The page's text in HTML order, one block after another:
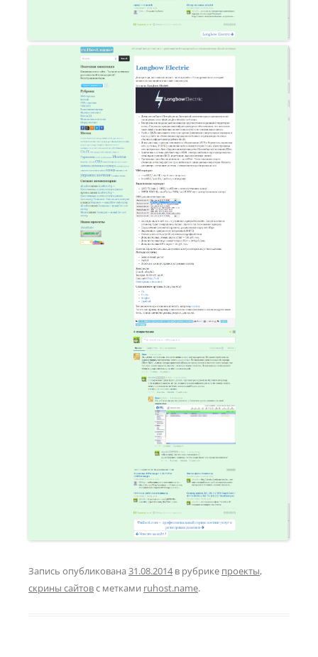
Запись опубликована 31.08.2014в рубрике проекты,
скрины сайтовс метками ruhost.name.